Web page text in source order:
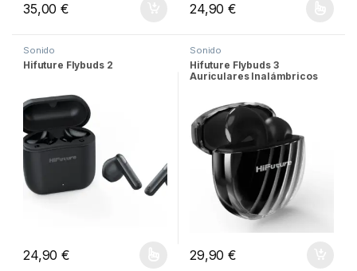
35,00€ 24,90€
Este producto tiene múltiples
Sonido
Hifuture Flybuds 2
24,90€
Este producto tiene múltiples variantes. Las opciones se
Sonido
Hifuture Flybuds 3
Auriculares Inalámbricos
29,90€